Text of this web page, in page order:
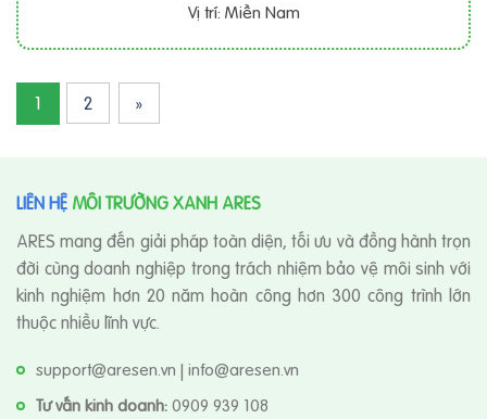
Vị trí: Miền Nam
1 2 »
LIÊN HỆ MÔI TRƯỜNG XANH ARES
ARES mang đến giải pháp toàn diện, tối ưu và đồng hành trọn
đời cùng doanh nghiệp trong trách nhiệm bảo vệ môi sinh với
kinh nghiệm hơn 20 năm hoàn công hơn 300 công trình lớn
thuộc nhiều lĩnh vực.
support@aresen.vn | info@aresen.vn
Tư vấn kinh doanh:0909 939 108